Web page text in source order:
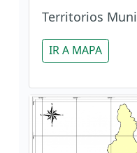
Territorios
IR A MAPA